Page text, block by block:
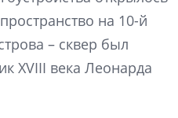
на 10-й
– сквер был
XVIII века Леонарда